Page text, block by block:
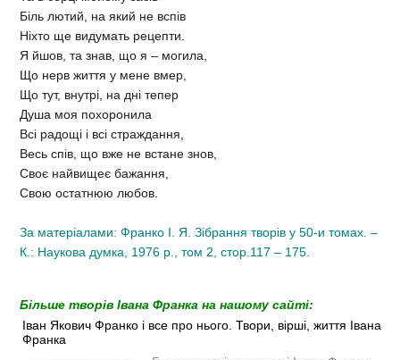
Біль лютий, на який не вспів
Ніхто ще видумать рецепти.
Я йшов, та знав, що я – могила,
Що нерв життя у мене вмер,
Що тут, внутрі, на дні тепер
Душа моя похоронила
Всі радощі і всі страждання,
Весь спів, що вже не встане знов,
Своє найвищеє бажання,
Свою остатнюю любов.
За матеріалами: Франко І. Я. Зібрання творів у 50-и томах. –
К.: Наукова думка, 1976 р., том 2, стор.117 – 175.
Більше творів Івана Франка на нашому сайті:
Іван Якович Франко і все про нього. Твори, вірші, життя Івана
Франка